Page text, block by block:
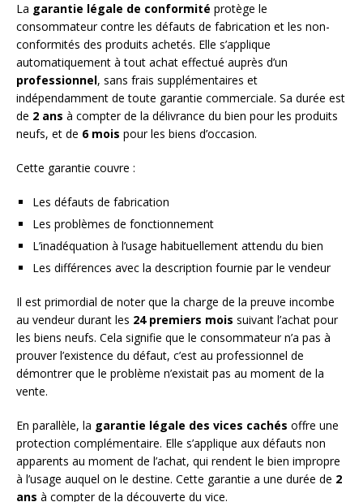
La garantie légale de conformité protège le
consommateur contre les défauts de fabrication et les non-
conformités des produits achetés. Elle s’applique
automatiquement à tout achat effectué auprès d’un
professionnel, sans frais supplémentaires et
indépendamment de toute garantie commerciale. Sa durée est
de 2 ans à compter de la délivrance du bien pour les produits
neufs, et de 6 mois pour les biens d’occasion.
Cette garantie couvre :
Les défauts de fabrication
Les problèmes de fonctionnement
L’inadéquation à l’usage habituellement attendu du bien
Les différences avec la description fournie par le vendeur
Il est primordial de noter que la charge de la preuve incombe
au vendeur durant les 24 premiers mois suivant l’achat pour
les biens neufs. Cela signifie que le consommateur n’a pas à
prouver l’existence du défaut, c’est au professionnel de
démontrer que le problème n’existait pas au moment de la
vente.
En parallèle, la garantie légale des vices cachés offre une
protection complémentaire. Elle s’applique aux défauts non
apparents au moment de l’achat, qui rendent le bien impropre
à l’usage auquel on le destine. Cette garantie a une durée de 2
ans à compter de la découverte du vice.